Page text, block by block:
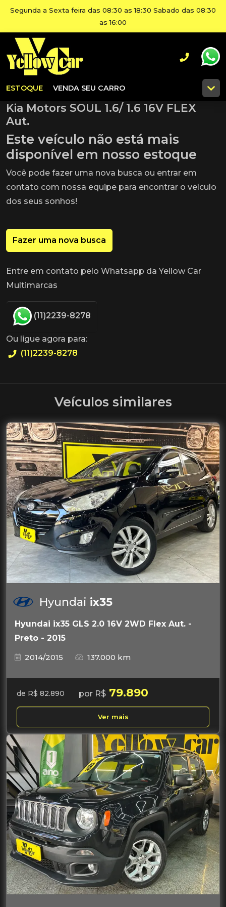
Segunda a Sexta feira das 08:30 as 18:30 Sabado das 08:30
as 16:00
ESTOQUE VENDA SEU CARRO
Kia Motors SOUL 1.6/ 1.6 16V FLEX
Aut.
Este veículo não está mais
disponível em nosso estoque
Você pode fazer uma nova busca ou entrar em
contato com nossa equipe para encontrar o veículo
dos seus sonhos!
Fazer uma nova busca
Entre em contato pelo Whatsapp da Yellow Car
Multimarcas
(11)2239-8278
Ou ligue agora para:
(11)2239-8278
Veículos similares
Hyundai ix35
Hyundai ix35 GLS 2.0 16V 2WD Flex Aut. -
Preto - 2015
2014/2015
137.000 km
de R$ 82.890 por R$ 79.890
Ver mais